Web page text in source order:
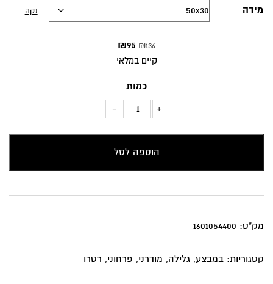
מידה נקה
₪136
המחיר
המקורי
₪95
הנוכחיקיים במלאי
כמות
+
כמות
נוי
נקודות
-
הוספה לסל
מק"ט: 1601054400
קטגוריות: במבצע, גלילה, מודרני, פרחוני, רטרו